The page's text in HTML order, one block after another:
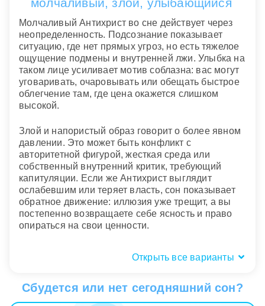
Молчаливый Антихрист во сне действует через
неопределенность. Подсознание показывает
ситуацию, где нет прямых угроз, но есть тяжелое
ощущение подмены и внутренней лжи. Улыбка на
таком лице усиливает мотив соблазна: вас могут
уговаривать, очаровывать или обещать быстрое
облегчение там, где цена окажется слишком
высокой.
Злой и напористый образ говорит о более явном
давлении. Это может быть конфликт с
авторитетной фигурой, жесткая среда или
собственный внутренний критик, требующий
капитуляции. Если же Антихрист выглядит
ослабевшим или теряет власть, сон показывает
обратное движение: иллюзия уже трещит, а вы
постепенно возвращаете себе ясность и право
опираться на свои ценности.
Открыть все варианты
толпа?
Сбудется или нет сегодняшний сон?